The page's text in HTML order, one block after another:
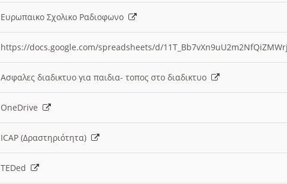
Ευρωπαικο Σχολικο Ραδιοφωνο
https://docs.google.com/spreadsheets/d/
Ασφαλες διαδικτυο για παιδια- τοπος στο διαδικτυο
OneDrive
ICAP (Δραστηριότητα)
TEDed